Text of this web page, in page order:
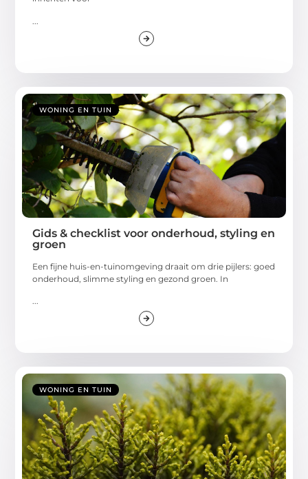
WONING EN TUIN
Gids & checklist voor onderhoud, styling en
groen
Een fijne huis-en-tuinomgeving draait om drie pijlers: goed
onderhoud, slimme styling en gezond groen. In
...
WONING EN TUIN